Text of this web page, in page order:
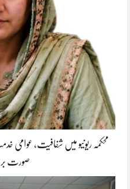
محکمہ ریونیو میں شفافیت، عوامی
صورت